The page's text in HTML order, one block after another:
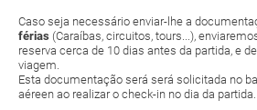
Caso seja necessário enviar-lhe a
férias (Caraíbas, circuitos, tours...),
reserva cerca de 10 dias antes da partida, e
viagem.
Esta documentação será será solicitada no
aéreen ao realizar o check-in no dia da partida.